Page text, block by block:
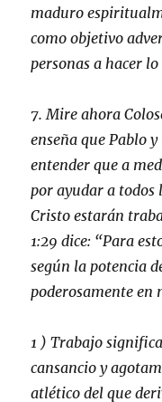
maduro
como objetivo
personas a hacer
7. Mire ahora
enseña que Pablo
entender que a
por ayudar a todos
Cristo estarán
1:29 dice: “Para
según la potencia
poderosamente en
1 ) Trabajo
cansancio y
atlético del que